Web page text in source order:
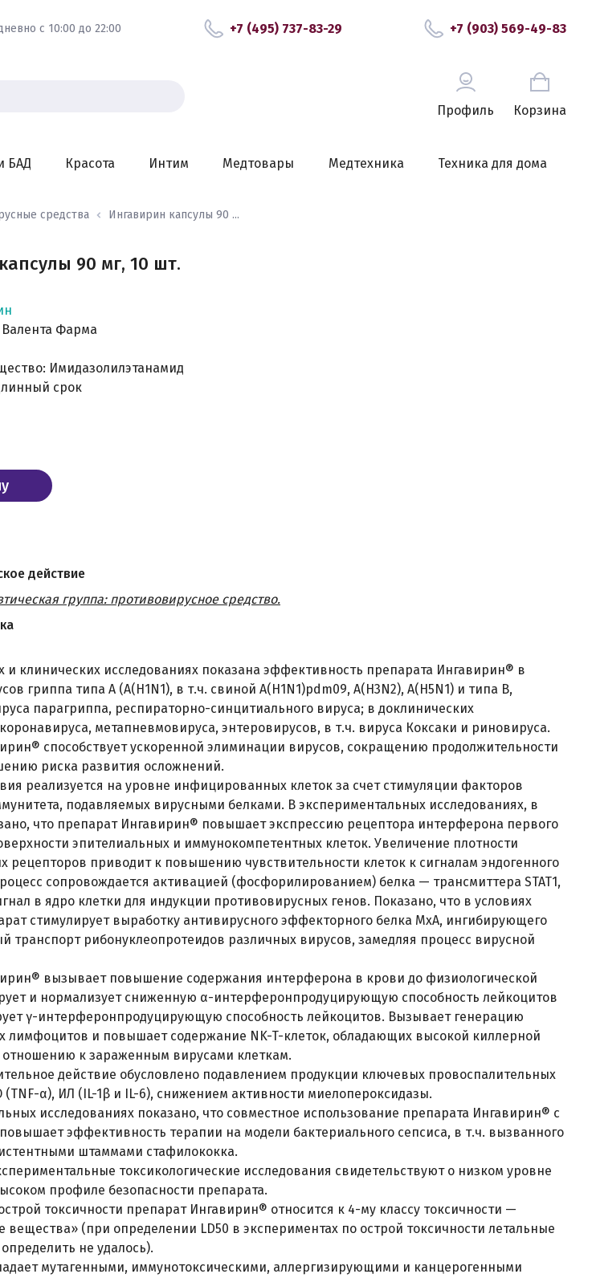
с 10:00 до 22:00 +7 (495) 737-83-29 +7 (903) 569-49-83
Профиль Корзина
БАД Красота Интим Медтовары Медтехника Техника для дома
средства Ингавирин капсулы 90 ...
90 мг, 10 шт.
Фарма
Имидазолилэтанамид
срок
действие
группа: противовирусное средство.
и клинических исследованиях показана эффективность препарата Ингавирин® в
гриппа типа А (А(H1N1), в т.ч. свиной A(H1N1)pdm09, A(H3N2), A(H5N1) и типа В,
парагриппа, респираторно-синцитиального вируса; в доклинических
метапневмовируса, энтеровирусов, в т.ч. вируса Коксаки и риновируса.
способствует ускоренной элиминации вирусов, сокращению продолжительности
риска развития осложнений.
реализуется на уровне инфицированных клеток за счет стимуляции факторов
подавляемых вирусными белками. В экспериментальных исследованиях, в
что препарат Ингавирин® повышает экспрессию рецептора интерферона первого
эпителиальных и иммунокомпетентных клеток. Увеличение плотности
рецепторов приводит к повышению чувствительности клеток к сигналам эндогенного
сопровождается активацией (фосфорилированием) белка — трансмиттера STAT1,
в ядро клетки для индукции противовирусных генов. Показано, что в условиях
стимулирует выработку антивирусного эффекторного белка МхА, ингибирующего
транспорт рибонуклеопротеидов различных вирусов, замедляя процесс вирусной
вызывает повышение содержания интерферона в крови до физиологической
и нормализует сниженную α-интерферонпродуцирующую способность лейкоцитов
γ-интерферонпродуцирующую способность лейкоцитов. Вызывает генерацию
лимфоцитов и повышает содержание NK-T-клеток, обладающих высокой киллерной
отношению к зараженным вирусами клеткам.
действие обусловлено подавлением продукции ключевых провоспалительных
α), ИЛ (IL-1β и IL-6), снижением активности миелопероксидазы.
исследованиях показано, что совместное использование препарата Ингавирин® с
эффективность терапии на модели бактериального сепсиса, в т.ч. вызванного
штаммами стафилококка.
токсикологические исследования свидетельствуют о низком уровне
профиле безопасности препарата.
токсичности препарат Ингавирин® относится к 4-му классу токсичности —
вещества» (при определении LD50 в экспериментах по острой токсичности летальные
не удалось).
мутагенными, иммунотоксическими, аллергизирующими и канцерогенными